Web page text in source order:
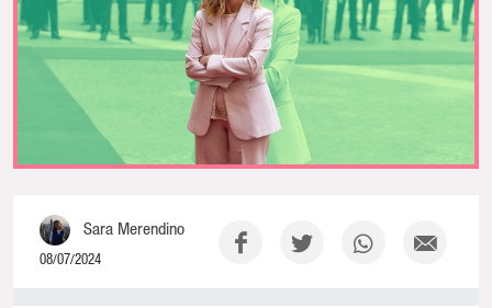
Sara Merendino
08/07/2024